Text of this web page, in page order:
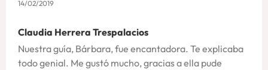
14/02/2019
Claudia Herrera Trespalacios
Nuestra guía, Bárbara, fue encantadora. Te explicaba
todo genial. Me gustó mucho, gracias a ella pude